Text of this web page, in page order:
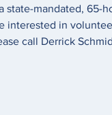
mandated, 65-
interested in
call Derrick